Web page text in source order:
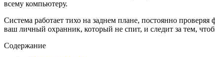
всему компьютеру.
Система работает тихо на заднем плане, постоянно
ваш личный охранник, который не спит, и следит за тем,
Содержание